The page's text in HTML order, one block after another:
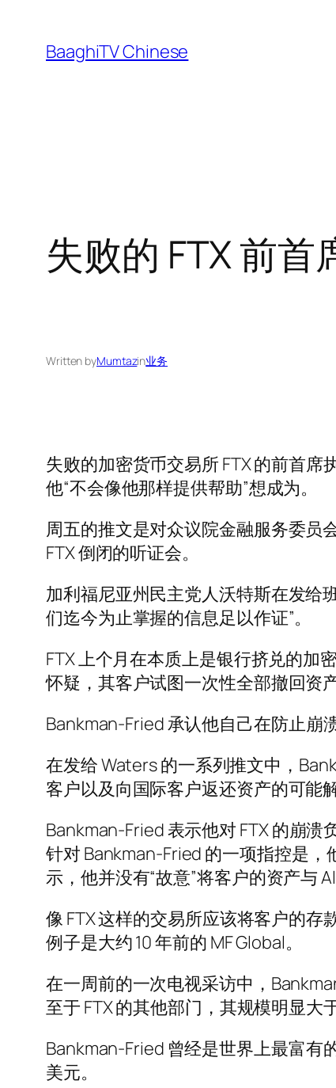
content
BaaghiTV Chinese
失败的 FTX 前
Written byMumtazin业务
失败的加密货币交易所 FTX 的前首
他“不会像他那样提供帮助”想成为。
周五的推文是对众议院金融服务委员
FTX 倒闭的听证会。
加利福尼亚州民主党人沃特斯在发给
们迄今为止掌握的信息足以作证”。
FTX 上个月在本质上是银行挤兑的加
怀疑，其客户试图一次性全部撤回资
Bankman-Fried 承认他自己在防止崩
在发给 Waters 的一系列推文中，
客户以及向国际客户返还资产的可能
Bankman-Fried 表示他对 FTX 的崩溃
针对 Bankman-Fried 的一项指控是，
示，他并没有“故意”将客户的资产与
像 FTX 这样的交易所应该将客户的
例子是大约 10 年前的 MF Global。
在一周前的一次电视采访中，
至于 FTX 的其他部门，其规模明显大
Bankman-Fried 曾经是世界上最富有
美元。